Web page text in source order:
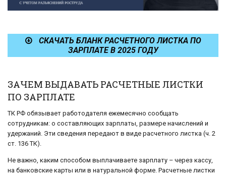
СКАЧАТЬ БЛАНК РАСЧЕТНОГО ЛИСТКА ПО
ЗАРПЛАТЕ В 2025 ГОДУ
ЗАЧЕМ ВЫДАВАТЬ РАСЧЕТНЫЕ ЛИСТКИ
ПО ЗАРПЛАТЕ
ТК РФ обязывает работодателя ежемесячно сообщать
сотрудникам: о составляющих зарплаты, размере начислений и
удержаний. Эти сведения передают в виде расчетного листка (ч. 2
ст. 136 ТК).
Не важно, каким способом выплачиваете зарплату – через кассу,
на банковские карты или в натуральной форме. Расчетные листки